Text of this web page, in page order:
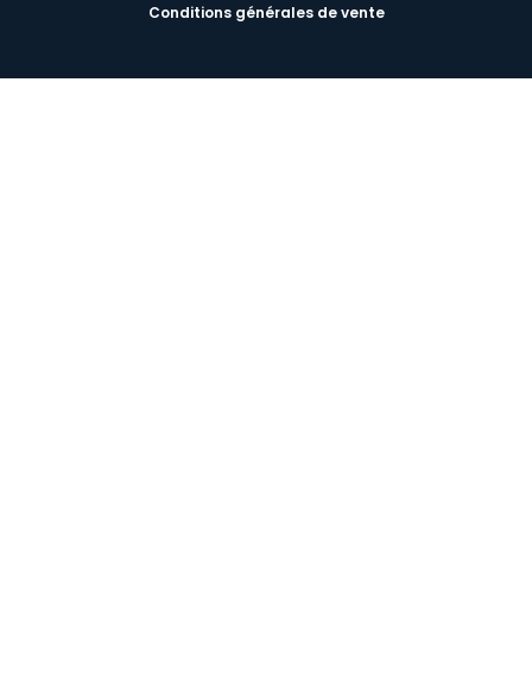
Conditions générales de vente